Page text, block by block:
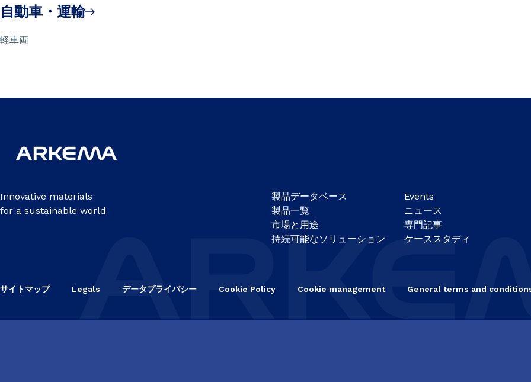
自動車・運輸
軽車両
Innovative materials
for a sustainable world
製品データベース
製品一覧
市場と用途
持続可能なソリューション
Events
ニュース
専門記事
ケーススタディ
サイトマップ Legals データプライバシー Cookie Policy Cookie management General terms and